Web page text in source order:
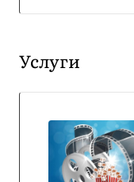
Услуги